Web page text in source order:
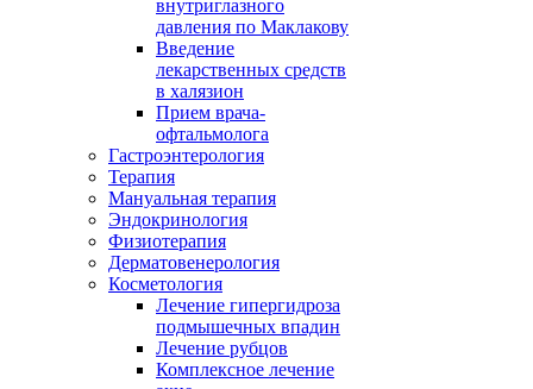
внутриглазного
давления по Маклакову
Введение
лекарственных средств
в халязион
Прием врача-
офтальмолога
Гастроэнтерология
Терапия
Мануальная терапия
Эндокринология
Физиотерапия
Дерматовенерология
Косметология
Лечение гипергидроза
подмышечных впадин
Лечение рубцов
Комплексное лечение